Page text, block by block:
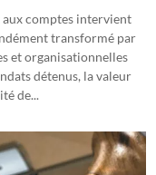
aux comptes intervient
transformé par
et organisationnelles
détenus, la valeur
de...